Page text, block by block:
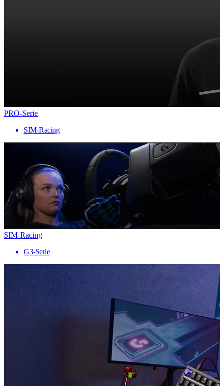
PRO-Serie
SIM-Racing
SIM-Racing
G3-Serie